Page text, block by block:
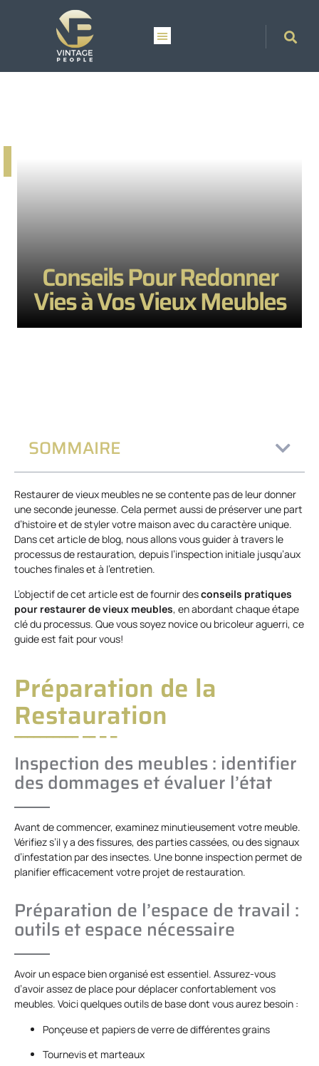
Conseils Pour Redonner
Vies à Vos Vieux Meubles
SOMMAIRE
Restaurer de vieux meubles ne se contente pas de leur donner
une seconde jeunesse. Cela permet aussi de préserver une part
d’histoire et de styler votre maison avec du caractère unique.
Dans cet article de blog, nous allons vous guider à travers le
processus de restauration, depuis l’inspection initiale jusqu’aux
touches finales et à l’entretien.
L’objectif de cet article est de fournir desconseils pratiques
pour restaurer de vieux meubles, en abordant chaque étape
clé du processus. Que vous soyez novice ou bricoleur aguerri, ce
guide est fait pour vous!
Préparation de la
Restauration
Inspection des meubles : identifier
des dommages et évaluer l’état
Avant de commencer, examinez minutieusement votre meuble.
Vérifiez s’il y a des fissures, des parties cassées, ou des signaux
d’infestation par des insectes. Une bonne inspection permet de
planifier efficacement votre projet de restauration.
Préparation de l’espace de travail :
outils et espace nécessaire
Avoir un espace bien organisé est essentiel. Assurez-vous
d’avoir assez de place pour déplacer confortablement vos
meubles. Voici quelques outils de base dont vous aurez besoin :
Ponçeuse et papiers de verre de différentes grains
Tournevis et marteaux